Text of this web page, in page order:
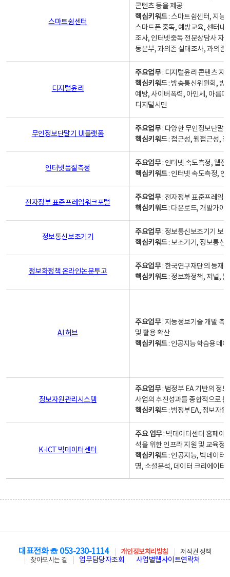
스마트쉼센터
콘텐츠 등을 제공
핵심키워드: 스마트쉼센터, 지능
스마트폰 중독, 예방교육, 센터내
조사, 인터넷중독 전문상담사 자
동본부, 과의존 실태조사, 과의존
디지털윤리
주요업무: 디지털윤리 콘텐츠 지
핵심키워드: 방송통신위원회, 방
예방, 사이버폭력, 아인세, 아름
디지털시민
무인정보단말기 UI플랫폼
주요업무: 다양한 무인정보단말
핵심키워드: 접근성, 웹접근성,
인터넷품질측정
주요업무: 인터넷 속도측정, 웹접
핵심키워드: 인터넷 속도측정, 인
전자정부 표준프레임워크포털
주요업무: 전자정부 표준프레임
핵심키워드: 다운로드, 개발가이
정보통신보조기기
주요업무: 정보통신보조기기 보
핵심키워드: 보조기기, 정보통신
정보화정책 온라인논문투고
주요업무: 한국연구재단의 등재
핵심키워드: 정보화정책, 저널,
AI 허브
주요업무: 지능정보기술 개발 촉
및 활용 확산
핵심키워드: 인공지능 학습용 데
정보자원관리시스템
주요업무: 범정부 EA 기반의 정
사업의 추진성과를 종합적으로
핵심키워드: 범정부EA, 정보자
K-ICT 빅데이터센터
주요 업무: 빅데이터센터 홈페이
석을 위한 인프라 지원 및 교육정
핵심키워드: 인공지능, 빅데이터,
명, 소셜분석, 데이터 크리에이터
대표전화 ☏ 053-230-1114 개인정보처리방침
저작권 정책
찾아오시는 길
업무담당자조회 사업별웹사이트연락처